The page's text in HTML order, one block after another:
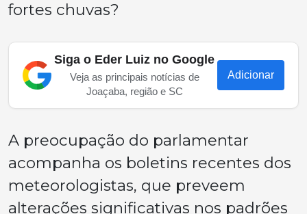
fortes chuvas?
Siga o Eder Luiz no Google
Veja as principais notícias de
Joaçaba, região e SC
Adicionar
A preocupação do parlamentar
acompanha os boletins recentes dos
meteorologistas, que preveem
alterações significativas nos padrões